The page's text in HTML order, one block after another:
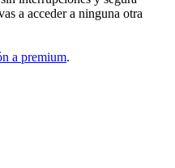
a acceder a ninguna otra
a premium.